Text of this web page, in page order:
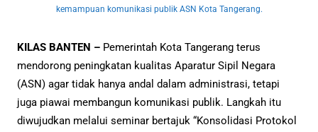
kemampuan komunikasi publik ASN Kota Tangerang.
KILAS BANTEN – Pemerintah Kota Tangerang terus
mendorong peningkatan kualitas Aparatur Sipil Negara
(ASN) agar tidak hanya andal dalam administrasi, tetapi
juga piawai membangun komunikasi publik. Langkah itu
diwujudkan melalui seminar bertajuk “Konsolidasi Protokol